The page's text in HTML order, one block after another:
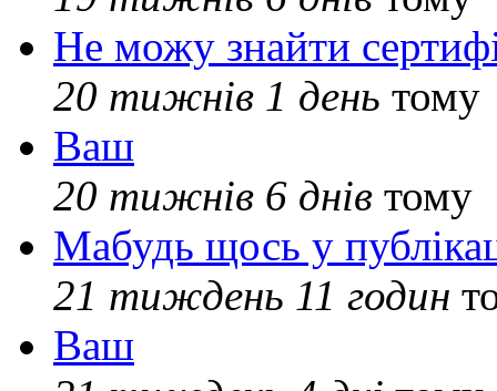
Не можу знайти
20 тижнів 1 день тому
Ваш
20 тижнів 6 днів тому
Мабудь щось у
21 тиждень 11 годин
Ваш